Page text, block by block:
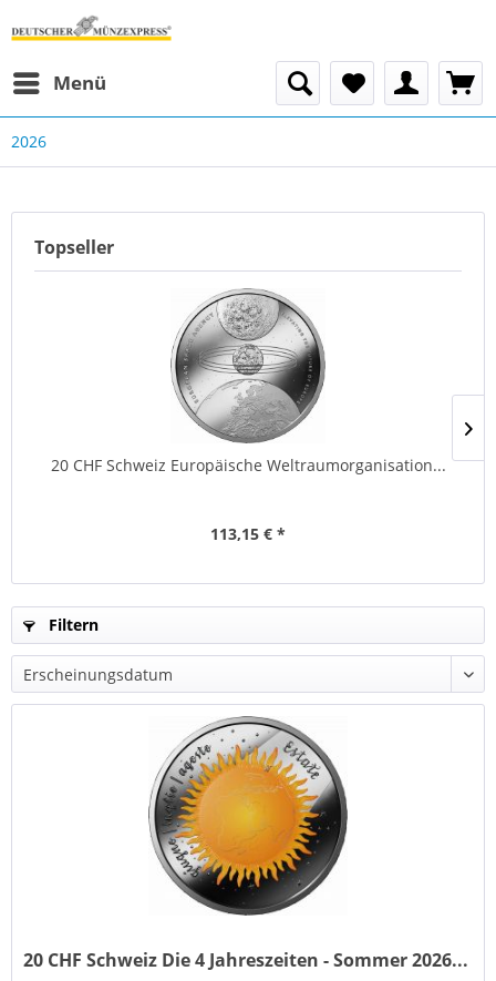
Menü
2026
Topseller
20 CHF Schweiz Europäische Weltraumorganisation...
113,15 € *
Filtern
20 CHF Schweiz Die 4 Jahreszeiten - Sommer 2026...